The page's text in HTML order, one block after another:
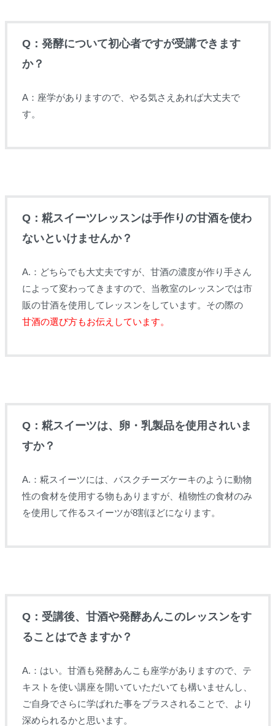
Q：発酵について初心者ですが受講できます
か？
A：座学がありますので、やる気さえあれば大丈夫で
す。
Q：糀スイーツレッスンは手作りの甘酒を使わ
ないといけませんか？
A.：どちらでも大丈夫ですが、甘酒の濃度が作り手さん
によって変わってきますので、当教室のレッスンでは市
販の甘酒を使用してレッスンをしています。その際の
甘酒の選び方もお伝えしています。
Q：糀スイーツは、卵・乳製品を使用されいま
すか？
A.：糀スイーツには、バスクチーズケーキのように動物
性の食材を使用する物もありますが、植物性の食材のみ
を使用して作るスイーツが8割ほどになります。
Q：受講後、 甘酒や発酵あんこのレッスンをす
ることはできますか？
A.：はい。甘酒も発酵あんこも座学がありますので、テ
キストを使い講座を開いていただいても構いませんし、
ご自身でさらに学ばれた事をプラスされることで、より
深められるかと思います。